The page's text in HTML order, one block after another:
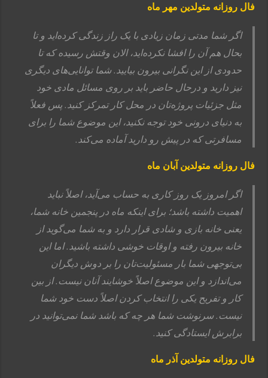
فال روزانه متولدین مهر ماه
اگر شما مدتی زمان زیادی با یک راز زندگی کرده‌اید و تا
بحال هم آن را افشا نکرده‌اید، الان وقتش رسیده که تا
حدودی از این نگرانی بیرون بیایید. شما توانایی‌های دیگری
نیز دارید و درحال حاضر باید بر روی مسائل مادی خود
مثل جزئیات پروژه‌تان در محل کار تمرکز کنید. پس فعلاً
به دنیای درونی خود توجه نکنید، این موضوع شما را برای
مسافرتی که در پیش رو دارید آماده می‌کند.
فال روزانه متولدین آبان ماه
اگر امروز یک روز کاری به حساب می‌آید، اصلاً نباید
اهمیت داشته باشد؛ برای اینکه ماه در پنجمین خانه شما،
یعنی خانه بازی و شادی قرار دارد و به شما می‌گوید از
خانه بیرون رفته و اوقات خوشی داشته باشید. اما این
بی‌توجهی شما بار مسئولیت‌تان را بر دوش دیگران
می‌اندازد و این موضوع اصلاً خوشایند آنان نیست. از بین
کار و تفریح یکی را انتخاب کردن اصلاً دست خود شما
نیست. سرنوشت شما هر چه که باشد شما نمی‌توانید در
برابرش ایستادگی کنید.
فال روزانه متولدین آذر ماه